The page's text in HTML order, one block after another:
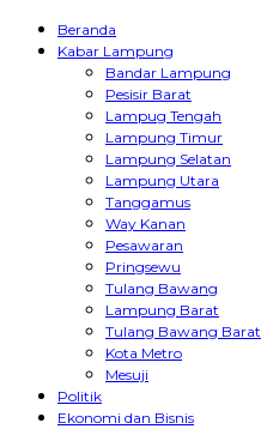
Beranda
Kabar Lampung
Bandar Lampung
Pesisir Barat
Lampug Tengah
Lampung Timur
Lampung Selatan
Lampung Utara
Tanggamus
Way Kanan
Pesawaran
Pringsewu
Tulang Bawang
Lampung Barat
Tulang Bawang Barat
Kota Metro
Mesuji
Politik
Ekonomi dan Bisnis